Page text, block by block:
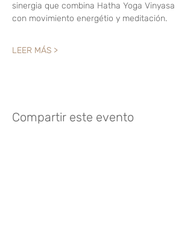
sinergia que combina Hatha Yoga Vinyasa
con movimiento energétio y meditación.
LEER MÁS >
Compartir este evento